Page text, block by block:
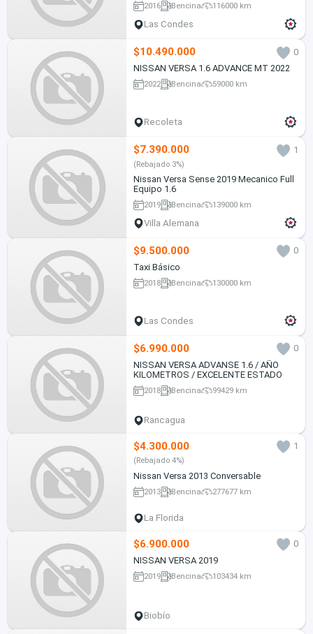
2016 Bencina 116000 km
Las Condes
$10.490.000
0
NISSAN VERSA 1.6 ADVANCE MT 2022
2022 Bencina 59000 km
Recoleta
$7.390.000 1
(Rebajado 3%)
Nissan Versa Sense 2019 Mecanico Full
Equipo 1.6
2019 Bencina 139000 km
Villa Alemana
$9.500.000
0
Taxi Básico
2018 Bencina 130000 km
Las Condes
$6.990.000
0
NISSAN VERSA ADVANSE 1.6 / AÑO
KILOMETROS / EXCELENTE ESTADO
2018 Bencina 99429 km
Rancagua
$4.300.000 1
(Rebajado 4%)
Nissan Versa 2013 Conversable
2013 Bencina 277677 km
La Florida
$6.900.000
0
NISSAN VERSA 2019
2019 Bencina 103434 km
Biobío